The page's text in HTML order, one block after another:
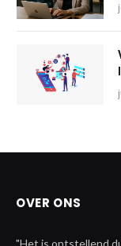
OVER ONS
"Het is ontstellend